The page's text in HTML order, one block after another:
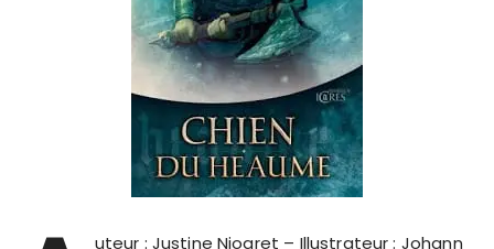
uteur : Justine Niogret – Illustrateur : Johann